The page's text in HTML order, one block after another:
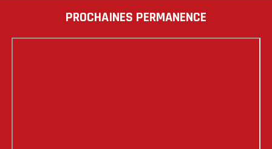
PROCHAINES PERMANENCE